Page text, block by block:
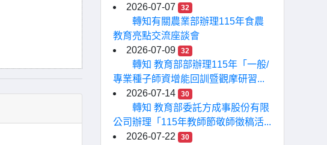
2026-07-07
32
轉知有關農業部辦理115年食農
教育亮點交流座談會
2026-07-09
32
轉知 教育部部辦理115年「一般/
專業種子師資增能回訓暨觀摩研習...
2026-07-14
30
轉知 教育部委託方成事股份有限
公司辦理「115年教師節敬師徵稿活...
2026-07-22
30